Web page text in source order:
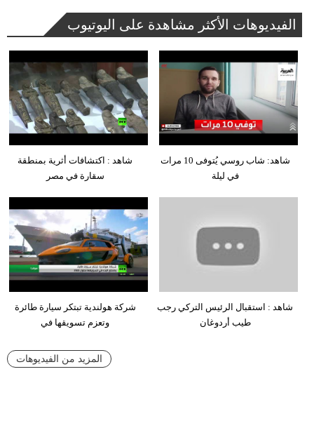
الفيديوهات الأكثر مشاهدة على اليوتيوب
شاهد : اكتشافات أثرية بمنطقة
سقارة في مصر
شاهد: شاب روسي يُتوفى 10 مرات
في ليلة
شركة هولندية تبتكر سيارة طائرة
وتعزم تسويقها في
شاهد : استقبال الرئيس التركي رجب
طيب أردوغان
المزيد من الفيديوهات